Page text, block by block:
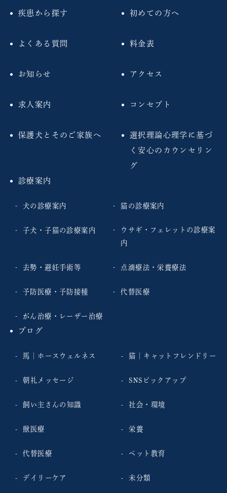
疾患から探す 初めての方へ
よくある質問 料金表
お知らせ アクセス
求人案内 コンセプト
保護犬とそのご家族へ
選択理論心理学に基づ
く安心のカウンセリン
グ
診療案内
犬の診療案内 猫の診療案内
子犬・子猫の診療案内
ウサギ・フェレットの診療案
内
去勢・避妊手術等 点滴療法・栄養療法
予防医療・予防接種 代替医療
がん治療・レーザー治療
ブログ
馬｜ホースウェルネス 猫｜キャットフレンドリー
朝礼メッセージ SNSピックアップ
飼い主さんの知識 社会・環境
獣医療 栄養
代替医療 ペット教育
デイリーケア 未分類